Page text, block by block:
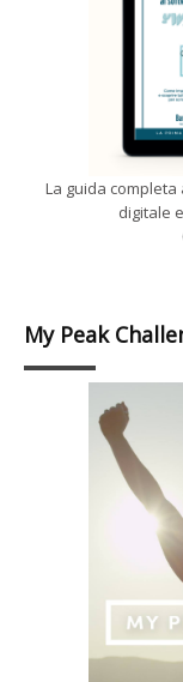
La guida
digitale
My Peak